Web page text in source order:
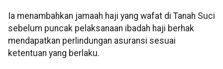
Ia menambahkan jamaah haji yang wafat di Tanah Suci
sebelum puncak pelaksanaan ibadah haji berhak
mendapatkan perlindungan asuransi sesuai
ketentuan yang berlaku.